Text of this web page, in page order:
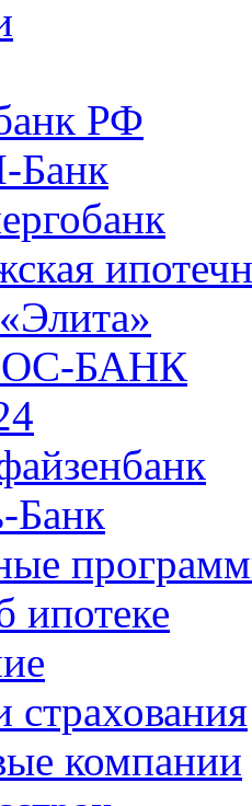
РФ
БАНК
Банк
ипотеке
страхования
компании